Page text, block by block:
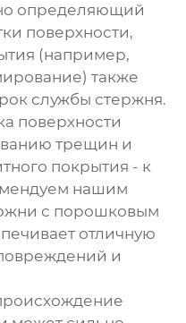
определяющий
поверхности,
(например,
также
службы стержня.
поверхности
трещин и
покрытия - к
нашим
с порошковым
отличную
и